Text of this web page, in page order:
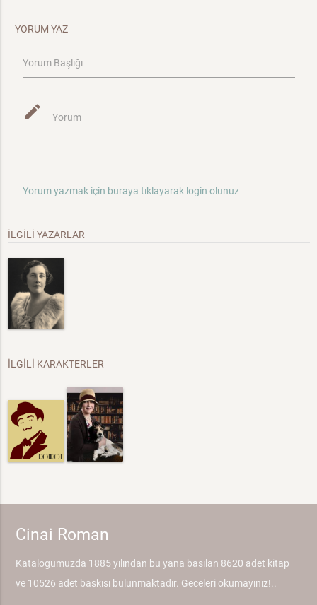
YORUM YAZ
Yorum Başlığı
mode_edit Yorum
Yorum yazmak için buraya tıklayarak login olunuz
İLGİLİ YAZARLAR
İLGİLİ KARAKTERLER
Cinai Roman
Katalogumuzda 1885 yılından bu yana basılan 8620 adet kitap
ve 10526 adet baskısı bulunmaktadır. Geceleri okumayınız!..